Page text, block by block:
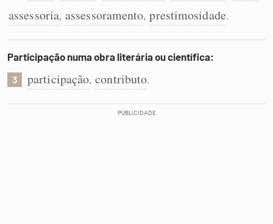
Dicionário
Sinônimos
assessoria, assessoramento, prestimosidade.
Participação numa obra literária ou científica:
3 participação, contributo.